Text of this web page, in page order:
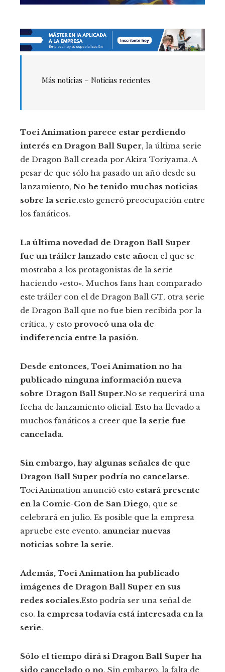
Más noticias – Noticias recientes
Toei Animation parece estar perdiendo
interés en Dragon Ball Super, la última serie
de Dragon Ball creada por Akira Toriyama. A
pesar de que sólo ha pasado un año desde su
lanzamiento, No he tenido muchas noticias
sobre la serie.esto generó preocupación entre
los fanáticos.
La última novedad de Dragon Ball Super
fue un tráiler lanzado este añoen el que se
mostraba a los protagonistas de la serie
haciendo «esto». Muchos fans han comparado
este tráiler con el de Dragon Ball GT, otra serie
de Dragon Ball que no fue bien recibida por la
crítica, y esto provocó una ola de
indiferencia entre la pasión.
Desde entonces, Toei Animation no ha
publicado ninguna información nueva
sobre Dragon Ball Super.No se requerirá una
fecha de lanzamiento oficial. Esto ha llevado a
muchos fanáticos a creer que la serie fue
cancelada.
Sin embargo, hay algunas señales de que
Dragon Ball Super podría no cancelarse.
Toei Animation anunció esto estará presente
en la Comic-Con de San Diego, que se
celebrará en julio. Es posible que la empresa
apruebe este evento. anunciar nuevas
noticias sobre la serie.
Además, Toei Animation ha publicado
imágenes de Dragon Ball Super en sus
redes sociales.Esto podría ser una señal de
eso. la empresa todavía está interesada en la
serie.
Sólo el tiempo dirá si Dragon Ball Super ha
sido cancelado o no. Sin embargo, la falta de